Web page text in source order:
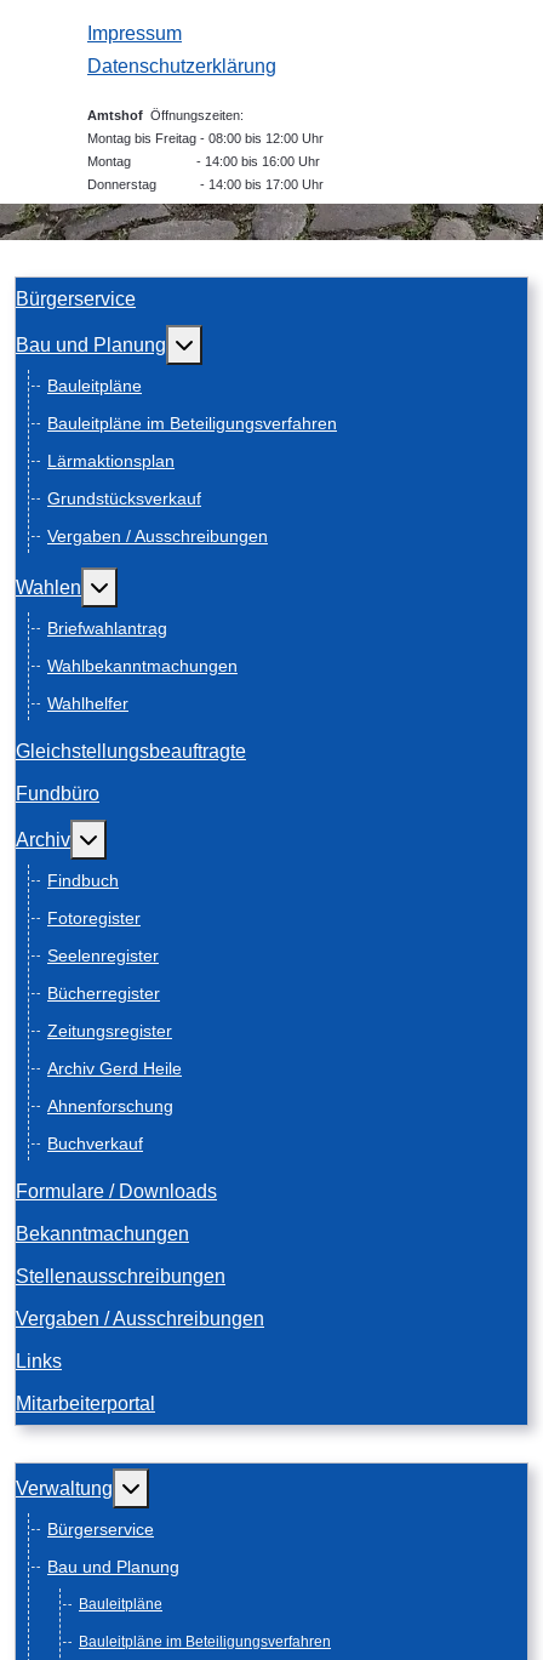
Impressum
Datenschutzerklärung
Amtshof Öffnungszeiten:
Montag bis Freitag - 08:00 bis 12:00 Uhr
Montag - 14:00 bis 16:00 Uhr
Donnerstag - 14:00 bis 17:00 Uhr
Bürgerservice
Bau und Planung Weitere Informationen: Bau und Planung
Bauleitpläne
Bauleitpläne im Beteiligungsverfahren
Lärmaktionsplan
Grundstücksverkauf
Vergaben / Ausschreibungen
Wahlen Weitere Informationen: Wahlen
Briefwahlantrag
Wahlbekanntmachungen
Wahlhelfer
Gleichstellungsbeauftragte
Fundbüro
Archiv Weitere Informationen: Archiv
Findbuch
Fotoregister
Seelenregister
Bücherregister
Zeitungsregister
Archiv Gerd Heile
Ahnenforschung
Buchverkauf
Formulare / Downloads
Bekanntmachungen
Stellenausschreibungen
Vergaben / Ausschreibungen
Links
Mitarbeiterportal
Verwaltung Weitere Informationen: Verwaltung
Bürgerservice
Bau und Planung
Bauleitpläne
Bauleitpläne im Beteiligungsverfahren